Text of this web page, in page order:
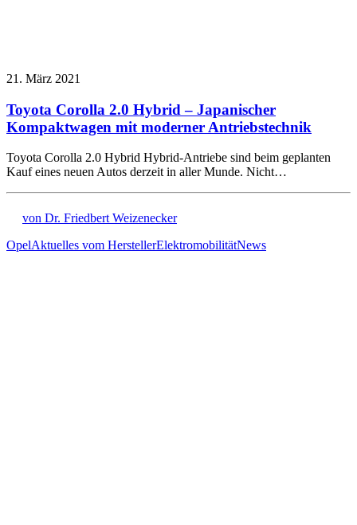
21. März 2021
Toyota Corolla 2.0 Hybrid – Japanischer
Kompaktwagen mit moderner Antriebstechnik
Toyota Corolla 2.0 Hybrid Hybrid-Antriebe sind beim geplanten
Kauf eines neuen Autos derzeit in aller Munde. Nicht…
von Dr. Friedbert Weizenecker
OpelAktuelles vom HerstellerElektromobilitätNews